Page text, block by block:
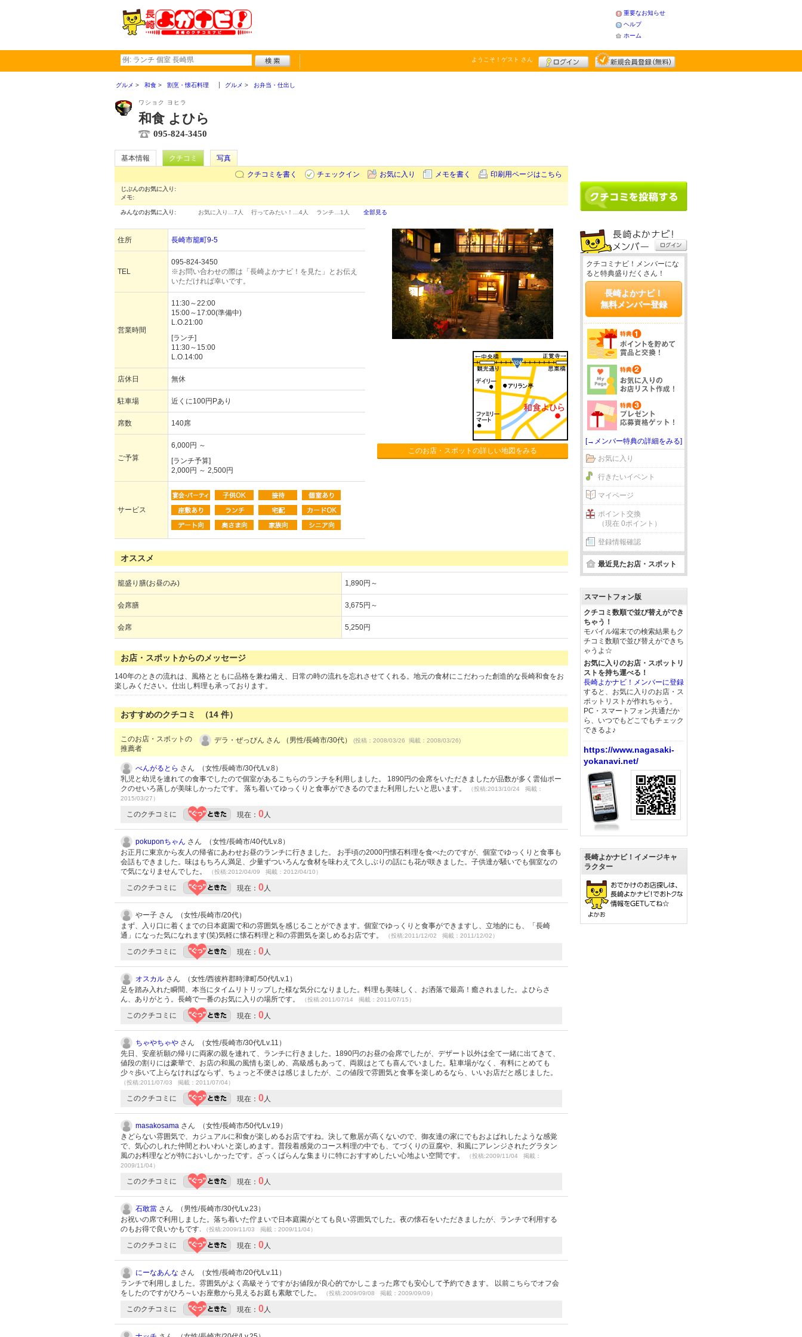
重要なお知らせ
ヘルプ
ホーム
ようこそ！ ゲスト さん
グルメ 和食 割烹・懐石料理 グルメ お弁当・仕出し
ワショク ヨヒラ
和食 よひら
095-824-3450
基本情報 クチコミ
写真
クチコミを書く
チェックイン お気に入り メモを書く 印刷用ページはこちら
じぶんのお気に入り:
メモ:
みんなのお気に入り: お気に入り… 7人 行ってみたい！… 4人 ランチ… 1人 全部見る
住所 長崎市籠町9-5
TEL
095-824-3450
※お問い合わせの際は「長崎よかナビ！を見た」とお伝え
いただければ幸いです。
営業時間
11:30～22:00
15:00～17:00(準備中)
L.O.21:00
[ランチ]
11:30～15:00
L.O.14:00
店休日 無休
駐車場 近くに100円Pあり
席数 140席
ご予算
6,000円 ～
[ランチ予算]
2,000円 ～ 2,500円
サービス
このお店・スポットの詳しい地図をみる
オススメ
籠盛り膳(お昼のみ) 1,890円～
会席膳 3,675円～
会席 5,250円
お店・スポットからのメッセージ
140年のときの流れは、風格とともに品格を兼ね備え、日常の時の流れを忘れさせてくれる。地元の食材にこだわった創造的な長崎和食をお
楽しみください。仕出し料理も承っております。
おすすめのクチコミ （14 件）
このお店・スポットの
推薦者
デラ・ぜっぴん さん （男性/長崎市/30代） (投稿：2008/03/26 掲載：2008/03/26)
べんがるとら さん （女性/長崎市/30代/Lv.8）
乳児と幼児を連れての食事でしたので個室があるこちらのランチを利用しました。 1890円の会席をいただきましたが品数が多く雲仙ポー
クのせいろ蒸しが美味しかったです。 落ち着いてゆっくりと食事ができるのでまた利用したいと思います。
（投稿:2013/10/24 掲載：
2015/03/27）
このクチコミに 現在： 0人
pokuponちゃん さん （女性/長崎市/40代/Lv.8）
お正月に東京から友人の帰省にあわせお昼のランチに行きました。 お手頃の2000円懐石料理を食べたのですが、個室でゆっくりと食事も
会話もできました。味はもちろん満足、少量ずついろんな食材を味わえて久しぶりの話にも花が咲きました。子供達が騒いでも個室なの
で気になりませんでした。
（投稿:2012/04/09 掲載：2012/04/10）
このクチコミに 現在： 0人
やー子 さん （女性/長崎市/20代）
まず、入り口に着くまでの日本庭園で和の雰囲気を感じることができます。個室でゆっくりと食事ができますし、立地的にも、「長崎
通」になった気になれます(笑)気軽に懐石料理と和の雰囲気を楽しめるお店です。
（投稿:2011/12/02 掲載：2011/12/02）
このクチコミに 現在： 0人
オスカル さん （女性/西彼杵郡時津町/50代/Lv.1）
足を踏み入れた瞬間、本当にタイムリトリップした様な気分になりました。料理も美味しく、お洒落で最高！癒されました。よひらさ
ん、ありがとう。長崎で一番のお気に入りの場所です。
（投稿:2011/07/14 掲載：2011/07/15）
このクチコミに 現在： 0人
ちゃやちゃや さん （女性/長崎市/30代/Lv.11）
先日、安産祈願の帰りに両家の親を連れて、ランチに行きました。1890円のお昼の会席でしたが、デザート以外は全て一緒に出てきて、
値段の割りには豪華で、お店の和風の風情も楽しめ、高級感もあって、両親はとても喜んでいました。駐車場がなく、有料にとめても
少々歩いて上らなければならず、ちょっと不便さは感じましたが、この値段で雰囲気と食事を楽しめるなら、いいお店だと感じました。
（投稿:2011/07/03 掲載：2011/07/04）
このクチコミに 現在： 0人
masakosama さん （女性/長崎市/50代/Lv.19）
きどらない雰囲気で、カジュアルに和食が楽しめるお店ですね。決して敷居が高くないので、御友達の家にでもおよばれしたような感覚
で、気心のしれた仲間とわいわいと楽しめます。普段着感覚のコース料理の中でも、てづくりの豆腐や、和風にアレンジされたグラタン
風のお料理などが特においしかったです。ざっくばらんな集まりに特におすすめしたい心地よい空間です。
（投稿:2009/11/04 掲載：
2009/11/04）
このクチコミに 現在： 0人
石敢當 さん （男性/長崎市/30代/Lv.23）
お祝いの席で利用しました。落ち着いた佇まいで日本庭園がとても良い雰囲気でした。夜の懐石をいただきましたが、ランチで利用する
のもお得で良いかもです.
（投稿:2009/11/03 掲載：2009/11/04）
このクチコミに 現在： 0人
にーなあんな さん （女性/長崎市/20代/Lv.11）
ランチで利用しました。雰囲気がよく高級そうですがお値段が良心的でかしこまった席でも安心して予約できます。 以前こちらでオフ会
をしたのですがひろ～いお座敷から見えるお庭も素敵でした。
（投稿:2009/09/08 掲載：2009/09/09）
このクチコミに 現在： 0人
クチコミナビ！メンバーにな
ると特典盛りだくさん！
長崎よかナビ！
無料メンバー登録
[→メンバー特典の詳細をみる]
お気に入り
行きたいイベント
マイページ
ポイント交換
（現在 0ポイント）
登録情報確認
最近見たお店・スポット
スマートフォン版
クチコミ数順で並び替えができ
ちゃう！
モバイル端末での検索結果もク
チコミ数順で並び替えができち
ゃうよ☆
お気に入りのお店・スポットリ
ストを持ち運べる！
長崎よかナビ！メンバーに登録
すると、お気に入りのお店・ス
ポットリストが作れちゃう。
PC・スマートフォン共通だか
ら、いつでもどこでもチェック
できるよ♪
https://www.nagasaki-
yokanavi.net/
長崎よかナビ！イメージキャ
ラクター